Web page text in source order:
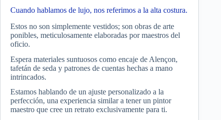
Cuando hablamos de lujo, nos referimos a la alta costura.
Estos no son simplemente vestidos; son obras de arte
ponibles, meticulosamente elaboradas por maestros del
oficio.
Espera materiales suntuosos como encaje de Alençon,
tafetán de seda y patrones de cuentas hechas a mano
intrincados.
Estamos hablando de un ajuste personalizado a la
perfección, una experiencia similar a tener un pintor
maestro que cree un retrato exclusivamente para ti.